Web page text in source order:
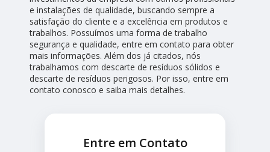
e instalações de qualidade, buscando sempre a
satisfação do cliente e a excelência em produtos e
trabalhos. Possuímos uma forma de trabalho
segurança e qualidade, entre em contato para obter
mais informações. Além dos já citados, nós
trabalhamos com descarte de resíduos sólidos e
descarte de resíduos perigosos. Por isso, entre em
contato conosco e saiba mais detalhes.
Entre em Contato